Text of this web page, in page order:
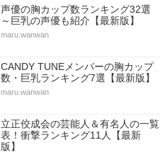
声優の胸カップ数ランキング32選
～巨乳の声優も紹介【最新版】
maru.wanwan
CANDY TUNEメンバーの胸カップ
数・巨乳ランキング7選【最新版】
maru.wanwan
立正佼成会の芸能人＆有名人の一覧
表！衝撃ランキング11人【最新
版】